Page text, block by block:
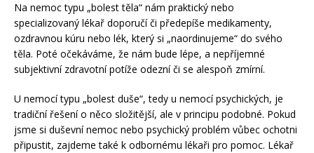
Na nemoc typu „bolest těla“ nám praktický nebo
specializovaný lékař doporučí či předepíše medikamenty,
ozdravnou kúru nebo lék, který si „naordinujeme“ do svého
těla. Poté očekáváme, že nám bude lépe, a nepříjemné
subjektivní zdravotní potíže odezní či se alespoň zmírní.
U nemocí typu „bolest duše“, tedy u nemocí psychických, je
tradiční řešení o něco složitější, ale v principu podobné. Pokud
jsme si duševní nemoc nebo psychický problém vůbec ochotni
připustit, zajdeme také k odbornému lékaři pro pomoc. Lékař